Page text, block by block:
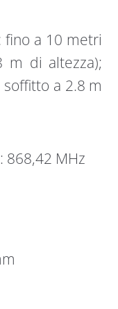
fino a 10 metri
m di altezza);
a 2.8 m
868,42 MHz